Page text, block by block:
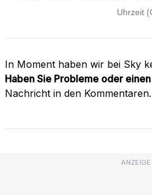
In Moment haben wir bei Sky
Haben Sie Probleme oder
Nachricht in den Kommentaren.
ANZEIGE